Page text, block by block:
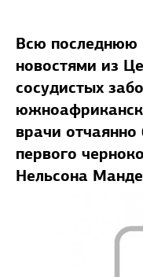
Всю последнюю
новостями из
сосудистых
врачи
первого
Нельсона